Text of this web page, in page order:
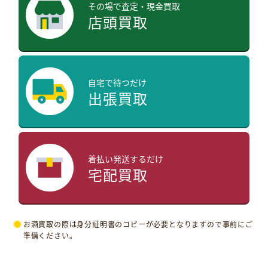
その場で査定・現金買取
店頭買取
自宅で待つだけ
出張買取
着払い発送するだけ
宅配買取
お酒買取の際は身分証明書のコピーが必要となりますので事前にご
準備ください。